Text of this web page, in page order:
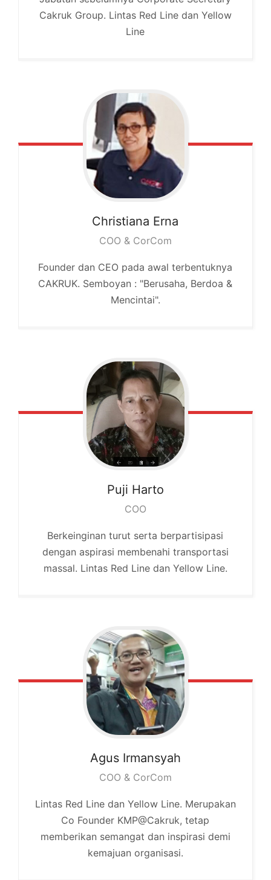
Cakruk Group. Lintas Red Line dan Yellow
Line
Christiana Erna
COO & CorCom
Founder dan CEO pada awal terbentuknya
CAKRUK. Semboyan : "Berusaha, Berdoa &
Mencintai".
Puji Harto
COO
Berkeinginan turut serta berpartisipasi
dengan aspirasi membenahi transportasi
massal. Lintas Red Line dan Yellow Line.
Agus Irmansyah
COO & CorCom
Lintas Red Line dan Yellow Line. Merupakan
Co Founder KMP@Cakruk, tetap
memberikan semangat dan inspirasi demi
kemajuan organisasi.